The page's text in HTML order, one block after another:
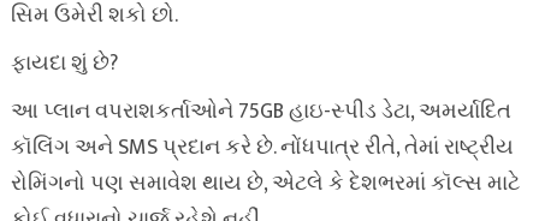
સિમ ઉમેરી શકો છો.
ફાયદા શું છે?
આ પ્લાન વપરાશકર્તાઓને 75GB હાઇ-સ્પીડ ડેટા, અમર્યાદિત
કૉલિંગ અને SMS પ્રદાન કરે છે. નોંધપાત્ર રીતે, તેમાં રાષ્ટ્રીય
રોમિંગનો પણ સમાવેશ થાય છે, એટલે કે દેશભરમાં કૉલ્સ માટે